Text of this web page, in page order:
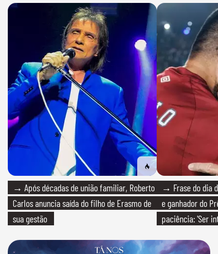
→ Após décadas de união familiar, Roberto
Carlos anuncia saída do filho de Erasmo de
sua gestão
→ Frase do dia
e ganhador do
paciência: 'Ser